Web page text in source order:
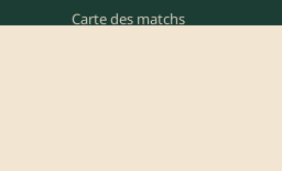
Carte des matchs